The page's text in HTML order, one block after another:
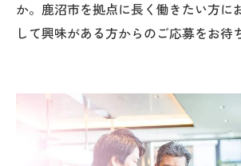
か。鹿沼市を拠点に長く働きたい方に
して興味がある方からのご応募をお待